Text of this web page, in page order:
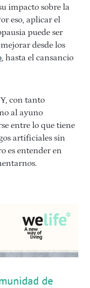
impacto sobre la
eso, aplicar el
puede ser
desde los
, hasta el cansancio
con tanto
al ayuno
entre lo que tiene
artificiales sin
es entender en
de